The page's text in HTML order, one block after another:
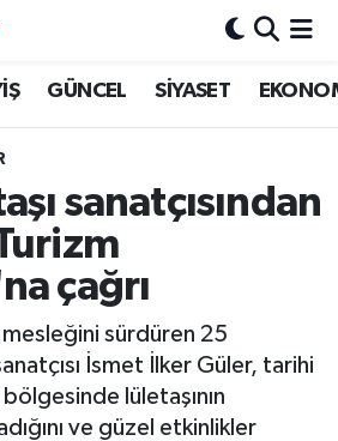
GÜNCEL SİYASET
sanatçısından
çağrı
sürdüren 25
İsmet İlker Güler, tarihi
lületaşının
ve güzel etkinlikler
Durumu ve Fikstür